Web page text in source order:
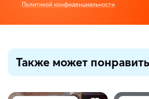
Политикой конфиденциальности
Также может